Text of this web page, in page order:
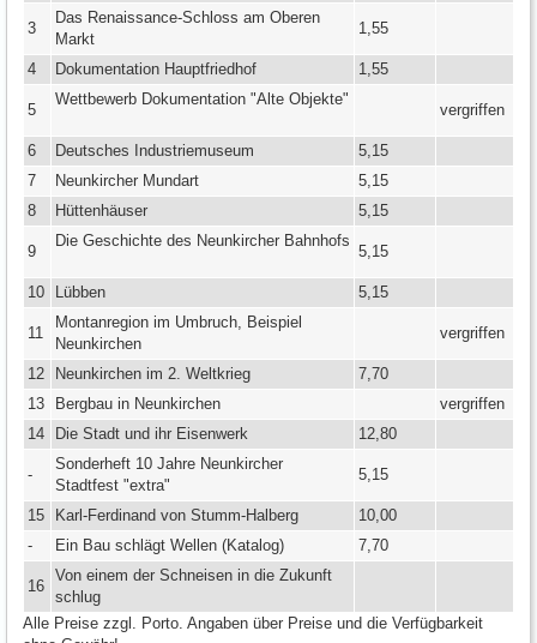
3
Das Renaissance-Schloss am Oberen
Markt
1,55
4 Dokumentation Hauptfriedhof 1,55
5
Wettbewerb Dokumentation "Alte Objekte"
vergriffen
6 Deutsches Industriemuseum
5,15
7
Neunkircher Mundart
5,15
8
Hüttenhäuser 5,15
9
Die Geschichte des Neunkircher Bahnhofs
5,15
10 Lübben 5,15
11
Montanregion im Umbruch, Beispiel
Neunkirchen
vergriffen
12 Neunkirchen im 2. Weltkrieg
7,70
13
Bergbau in Neunkirchen
vergriffen
14
Die Stadt und ihr Eisenwerk 12,80
-
Sonderheft 10 Jahre Neunkircher
Stadtfest "extra"
5,15
15 Karl-Ferdinand von Stumm-Halberg
10,00
-
Ein Bau schlägt Wellen (Katalog) 7,70
16
Von einem der Schneisen in die Zukunft
schlug
Alle Preise zzgl. Porto. Angaben über Preise und die Verfügbarkeit